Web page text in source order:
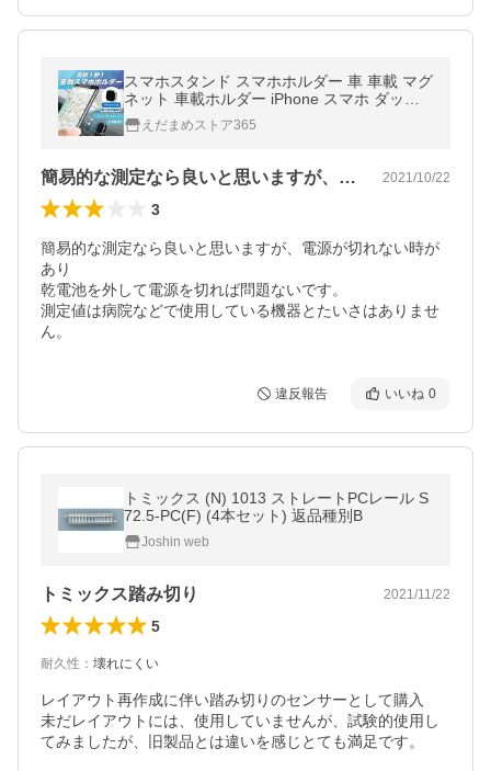
スマホスタンド スマホホルダー 車 車載 マグ
ネット 車載ホルダー iPhone スマホ ダッシ
ュボード android 磁石 携帯ホルダー 自転車
えだまめストア365
簡易的な測定なら良いと思いますが、電源… 2021/10/22
3
簡易的な測定なら良いと思いますが、電源が切れない時が
あり
乾電池を外して電源を切れば問題ないです。
測定値は病院などで使用している機器とたいさはありませ
ん。
違反報告 いいね 0
トミックス (N) 1013 ストレートPCレール S
72.5-PC(F) (4本セット) 返品種別B
Joshin web
トミックス踏み切り 2021/11/22
5
耐久性 ： 壊れにくい
レイアウト再作成に伴い踏み切りのセンサーとして購入
未だレイアウトには、使用していませんが、試験的使用し
てみましたが、旧製品とは違いを感じとても満足です。